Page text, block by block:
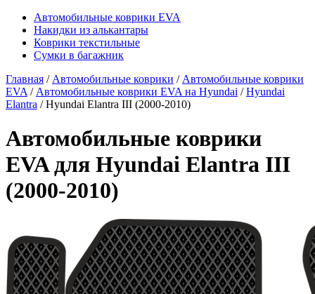
Автомобильные коврики EVA
Накидки из алькантары
Коврики текстильные
Сумки в багажник
Главная / Автомобильные коврики / Автомобильные коврики
EVA / Автомобильные коврики EVA на Hyundai /Hyundai
Elantra / Hyundai Elantra III (2000-2010)
Автомобильные коврики
EVA для Hyundai Elantra III
(2000-2010)